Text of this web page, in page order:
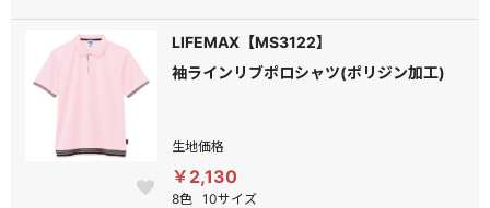
LIFEMAX【MS3122】
袖ラインリブポロシャツ(ポリジン加工)
生地価格
￥2,130
8色 10サイズ